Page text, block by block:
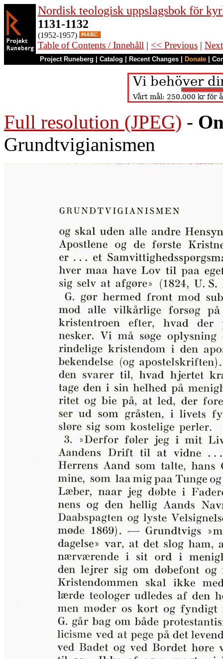
Nordisk teologisk uppslagsbok för
1131-1132
(1952-1957)
Table of Contents / Innehåll | << Previous |
Project Runeberg Catalog Recent Changes Donate
Full resolution (JPEG) -
Grundtvigianismen